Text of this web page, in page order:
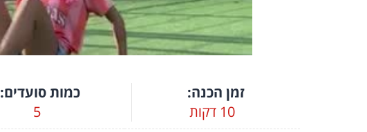
זמן הכנה:
10 דקות
כמות סועדים:
5